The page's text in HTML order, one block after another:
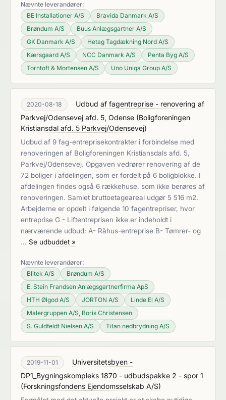
Nævnte leverandører:
BE Installationer A/S
Bravida Danmark A/S
Brøndum A/S
Buus Anlægsgartner A/S
GK Danmark A/S
Hetag Tagdækning Nord A/S
Kærsgaard A/S
NCC Danmark A/S
Penta Byg A/S
Torntoft & Mortensen A/S
Uno Uniqa Group A/S
2020-08-18
Udbud af fagentreprise - renovering af
Parkvej/Odensevej afd. 5, Odense (Boligforeningen
Kristiansdal afd. 5 Parkvej/Odensevej)
Udbud af 9 fag-entreprisekontrakter i forbindelse med
renoveringen af Boligforeningen Kristiansdals afd. 5,
Parkvej/Odensevej. Opgaven vedrører renovering af de
72 boliger i afdelingen, som er fordelt på 6 boligblokke. I
afdelingen findes også 6 rækkehuse, som ikke berøres af
renoveringen. Samlet bruttoetageareal udgør 5 516 m2.
Arbejderne er opdelt i følgende 10 fagentrepriser, hvor
entreprise G - Liftentreprisen ikke er indeholdt i
nærværende udbud: A- Råhus-entreprise B- Tømrer- og
… Se udbuddet »
Nævnte leverandører:
Blitek A/S
Brøndum A/S
E. Stein Frandsen Anlægsgartnerfirma ApS
HTH Ølgod A/S
JORTON A/S
Linde El A/S
Malergruppen A/S, Boris Christensen
S. Guldfeldt Nielsen A/S
Titan nedbrydning A/S
2019-11-01
Universitetsbyen -
DP1_Bygningskompleks 1870 - udbudspakke 2 - spor 1
(Forskningsfondens Ejendomsselskab A/S)